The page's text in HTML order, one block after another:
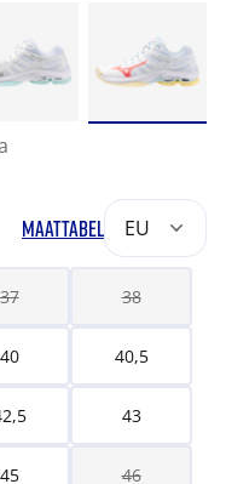
MAATTABEL EU
37 38
40 40,5
43
45 46